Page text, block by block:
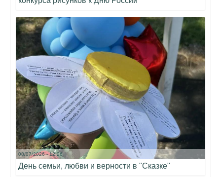
08/07/2026 - 12:26
День семьи, любви и верности в "Сказке"